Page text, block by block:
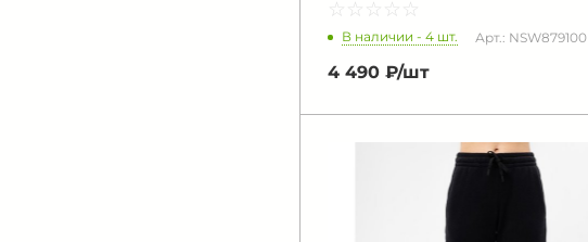
☆ ☆ ☆ ☆ ☆
★ ★ ★ ★ ★
В наличии - 4 шт. Арт.: NSW879100
4 490 ₽/шт